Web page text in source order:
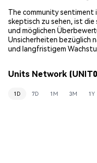
The community sentiment
skeptisch zu sehen, ist
und möglichen
Unsicherheiten bezüglich
und langfristigem
Units Network
1D 7D 1M 3M 1Y